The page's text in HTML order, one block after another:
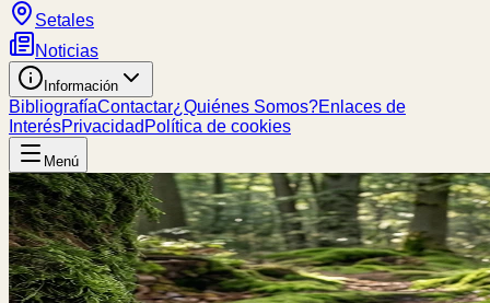
Setales
Noticias
Información
BibliografíaContactar¿Quiénes Somos?Enlaces de
InterésPrivacidad Política de cookies
Menú